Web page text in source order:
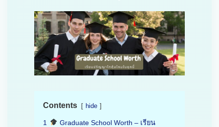
Contents hide
1
Graduate School Worth – เรียน